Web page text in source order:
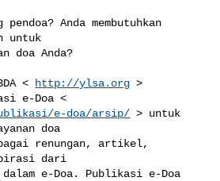
Anda membutuhkan
untuk
doa Anda?
< http://ylsa.org >
e-doa/arsip/ > untuk
doa
renungan, artikel,
dari
e-Doa. Publikasi e-Doa